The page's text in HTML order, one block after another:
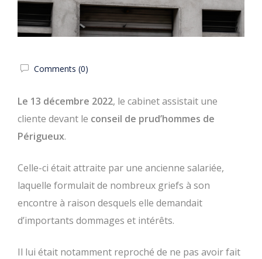
Comments (0)
Le 13 décembre 2022, le cabinet assistait une
cliente devant le conseil de prud’hommes de
Périgueux.
Celle-ci était attraite par une ancienne salariée,
laquelle formulait de nombreux griefs à son
encontre à raison desquels elle demandait
d’importants dommages et intérêts.
Il lui était notamment reproché de ne pas avoir fait